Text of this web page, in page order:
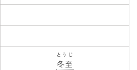
冬至
とうじ